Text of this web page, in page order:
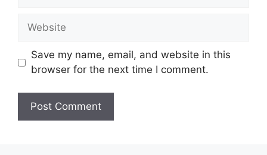
Website
Save my name, email, and website in this
browser for the next time I comment.